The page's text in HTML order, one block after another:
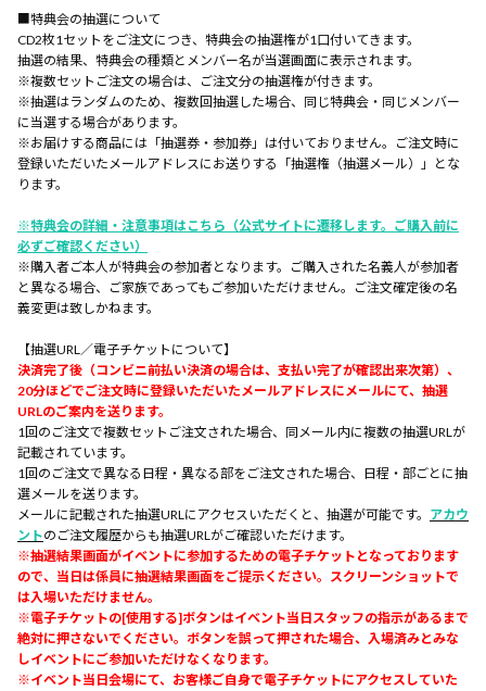
■特典会の抽選について
CD2枚1セットをご注文につき、特典会の抽選権が1口付いてきます。
抽選の結果、特典会の種類とメンバー名が当選画面に表示されます。
※複数セットご注文の場合は、ご注文分の抽選権が付きます。
※抽選はランダムのため、複数回抽選した場合、同じ特典会・同じメンバー
に当選する場合があります。
※お届けする商品には「抽選券・参加券」は付いておりません。ご注文時に
登録いただいたメールアドレスにお送りする「抽選権（抽選メール）」とな
ります。
※特典会の詳細・注意事項はこちら（公式サイトに遷移します。ご購入前に
必ずご確認ください）
※購入者ご本人が特典会の参加者となります。ご購入された名義人が参加者
と異なる場合、ご家族であってもご参加いただけません。ご注文確定後の名
義変更は致しかねます。
【抽選URL／電子チケットについて】
決済完了後（コンビニ前払い決済の場合は、支払い完了が確認出来次第）、
20分ほどでご注文時に登録いただいたメールアドレスにメールにて、抽選
URLのご案内を送ります。
1回のご注文で複数セットご注文された場合、同メール内に複数の抽選URLが
記載されています。
1回のご注文で異なる日程・異なる部をご注文された場合、日程・部ごとに抽
選メールを送ります。
メールに記載された抽選URLにアクセスいただくと、抽選が可能です。 アカウ
ントのご注文履歴からも抽選URLがご確認いただけます。
※抽選結果画面がイベントに参加するための電子チケットとなっております
ので、当日は係員に抽選結果画面をご提示ください。スクリーンショットで
は入場いただけません。
※電子チケットの[使用する]ボタンはイベント当日スタッフの指示があるまで
絶対に押さないでください。ボタンを誤って押された場合、入場済みとみな
しイベントにご参加いただけなくなります。
※イベント当日会場にて、お客様ご自身で電子チケットにアクセスしていた